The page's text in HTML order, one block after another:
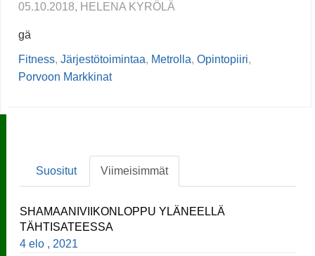
05.10.2018, HELENA KYRÖLÄ
gä
Fitness, Järjestötoimintaa, Metrolla, Opintopiiri,
Porvoon Markkinat
Suositut Viimeisimmät
SHAMAANIVIIKONLOPPU YLÄNEELLÄ
TÄHTISATEESSA
4 elo , 2021